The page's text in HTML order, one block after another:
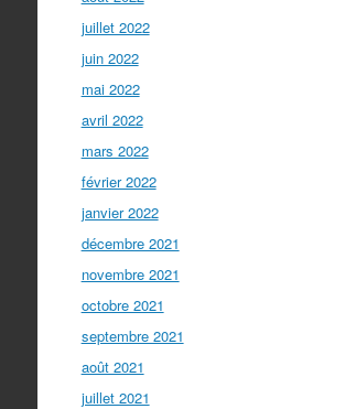
juillet 2022
juin 2022
mai 2022
avril 2022
mars 2022
février 2022
janvier 2022
décembre 2021
novembre 2021
octobre 2021
septembre 2021
août 2021
juillet 2021